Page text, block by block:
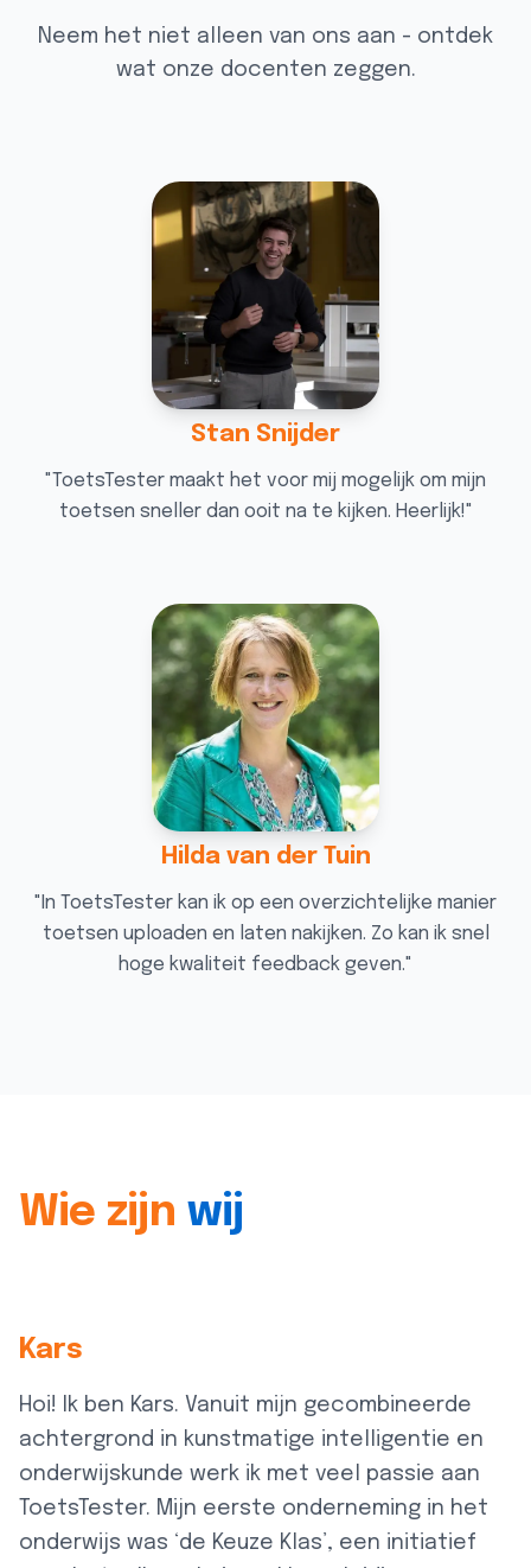
Neem het niet alleen van ons aan - ontdek
wat onze docenten zeggen.
Stan Snijder
"ToetsTester maakt het voor mij mogelijk om mijn
toetsen sneller dan ooit na te kijken. Heerlijk!"
Hilda van der Tuin
" In ToetsTester kan ik op een overzichtelijke manier
toetsen uploaden en laten nakijken. Zo kan ik snel
hoge kwaliteit feedback geven."
Wie zijn wij
Kars
Hoi! Ik ben Kars. Vanuit mijn gecombineerde
achtergrond in kunstmatige intelligentie en
onderwijskunde werk ik met veel passie aan
ToetsTester. Mijn eerste onderneming in het
onderwijs was ‘de Keuze Klas’, een initiatief